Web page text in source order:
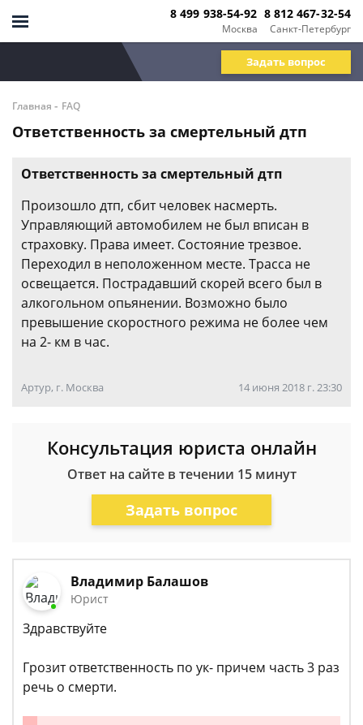
Москва
8 499 938-54-92
Санкт-Петербург
8 812 467-32-54
Задать вопрос
Главная - FAQ
Ответственность за смертельный дтп
Ответственность за смертельный дтп
Произошло дтп, сбит человек насмерть.
Управляющий автомобилем не был вписан в
страховку. Права имеет. Состояние трезвое.
Переходил в неположенном месте. Трасса не
освещается. Пострадавший скорей всего был в
алкогольном опьянении. Возможно было
превышение скоростного режима не более чем
на 2- км в час.
Артур, г. Москва 14 июня 2018 г. 23:30
Консультация юриста онлайн
Ответ на сайте в течении 15 минут
Задать вопрос
Владимир Балашов
Юрист
Здравствуйте
Грозит ответственность по ук- причем часть 3 раз
речь о смерти.